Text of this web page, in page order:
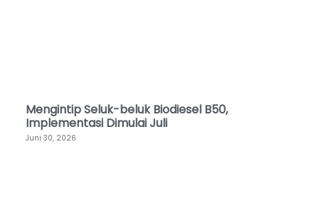
Mengintip Seluk-beluk Biodiesel B50,
Implementasi Dimulai Juli
Juni 30, 2026